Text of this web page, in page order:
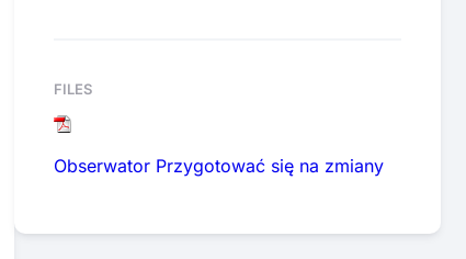
FILES
Obserwator Przygotować się na zmiany